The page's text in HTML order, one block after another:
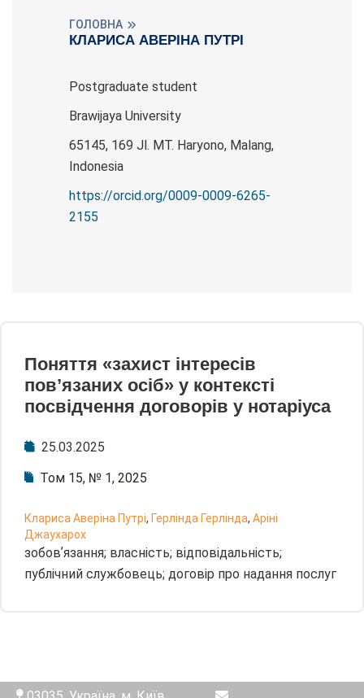
ГОЛОВНА
КЛАРИСА АВЕРІНА ПУТРІ
Postgraduate student
Brawijaya University
65145, 169 Jl. MT. Haryono, Malang,
Indonesia
https://orcid.org/0009-0009-6265-
2155
Поняття «захист інтересів
повʼязаних осіб» у контексті
посвідчення договорів у нотаріуса
25.03.2025
Том 15, № 1, 2025
Клариса Аверіна Путрі, Герлінда Герлінда, Аріні
Джаухарох
зобовʼязання; власність; відповідальність;
публічний службовець; договір про надання послуг